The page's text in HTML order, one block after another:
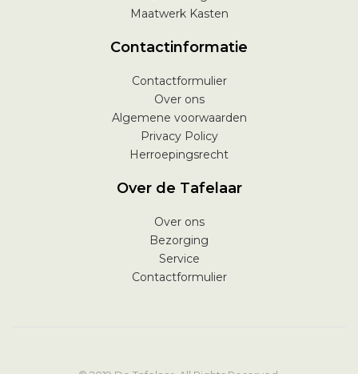
Maatwerk Kasten
Contactinformatie
Contactformulier
Over ons
Algemene voorwaarden
Privacy Policy
Herroepingsrecht
Over de Tafelaar
Over ons
Bezorging
Service
Contactformulier